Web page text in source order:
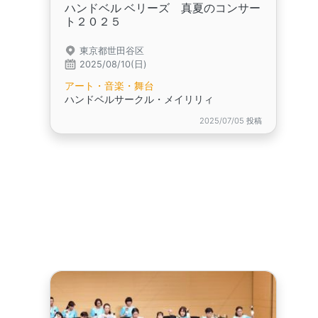
ハンドベル ベリーズ 真夏のコンサー
ト２０２５
東京都世田谷区
2025/08/10(日)
アート・音楽・舞台
ハンドベルサークル・メイリリィ
2025/07/05 投稿